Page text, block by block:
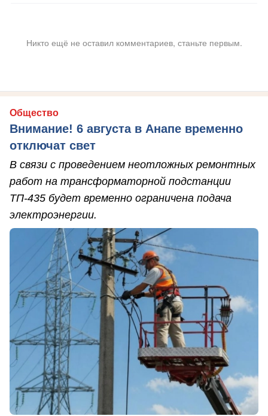
Никто ещё не оставил комментариев, станьте первым.
Общество
Внимание! 6 августа в Анапе временно
отключат свет
В связи с проведением неотложных ремонтных
работ на трансформаторной подстанции
ТП-435 будет временно ограничена подача
электроэнергии.